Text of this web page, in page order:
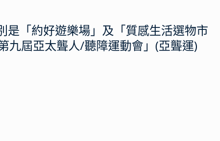
是「約好遊樂場」及「質感生活選物市
九屆亞太聾人/聽障運動會」(亞聾運)